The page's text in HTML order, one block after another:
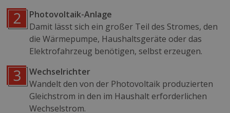
Photovoltaik-Anlage
Damit lässt sich ein großer Teil des Stromes, den
die Wärmepumpe, Haushalts­geräte oder das
Elektrofahrzeug benötigen, selbst erzeugen.
Wechselrichter
Wandelt den von der Photovoltaik produzierten
Gleichstrom in den im Haushalt erforderlichen
Wechselstrom.